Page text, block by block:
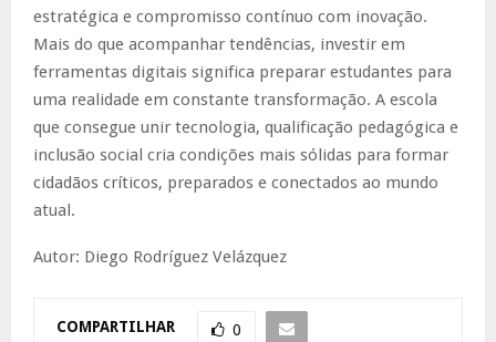
estratégica e compromisso contínuo com inovação.
Mais do que acompanhar tendências, investir em
ferramentas digitais significa preparar estudantes para
uma realidade em constante transformação. A escola
que consegue unir tecnologia, qualificação pedagógica e
inclusão social cria condições mais sólidas para formar
cidadãos críticos, preparados e conectados ao mundo
atual.
Autor: Diego Rodríguez Velázquez
COMPARTILHAR 0